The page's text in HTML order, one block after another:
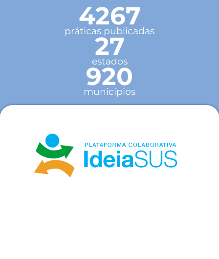
4267
práticas publicadas
27
estados
920
municípios